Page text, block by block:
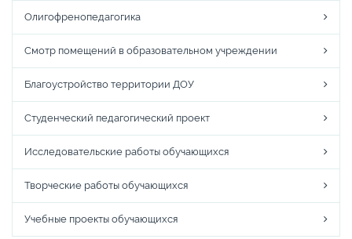
Олигофренопедагогика
Смотр помещений в образовательном учреждении
Благоустройство территории ДОУ
Студенческий педагогический проект
Исследовательские работы обучающихся
Творческие работы обучающихся
Учебные проекты обучающихся